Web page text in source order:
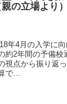
親の立場より）
年4月の入学に
約2年間の予備校
視点から振り返
で...